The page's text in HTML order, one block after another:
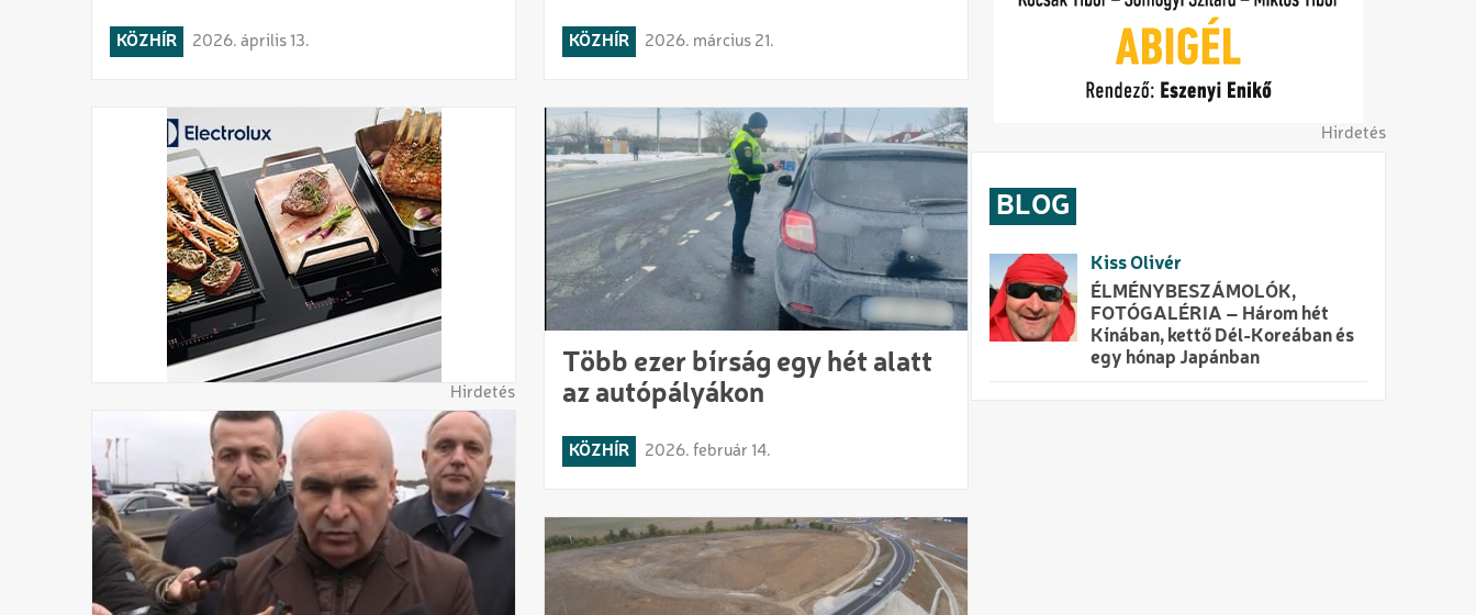
KÖZHÍR 2026. április 13. KÖZHÍR 2026. március 21.
Hirdetés
Több ezer bírság egy hét alatt
az autópályákon
KÖZHÍR 2026. február 14.
Hirdetés
BLOG
Kiss Olivér
ÉLMÉNYBESZÁMOLÓK,
FOTÓGALÉRIA – Három hét
Kínában, kettő Dél-Koreában és
egy hónap Japánban